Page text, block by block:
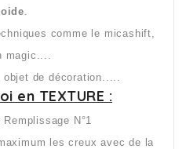
comme le micashift,
magic....
de décoration.....
en TEXTURE :
N°1
les creux avec de la